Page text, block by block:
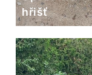
hřišť